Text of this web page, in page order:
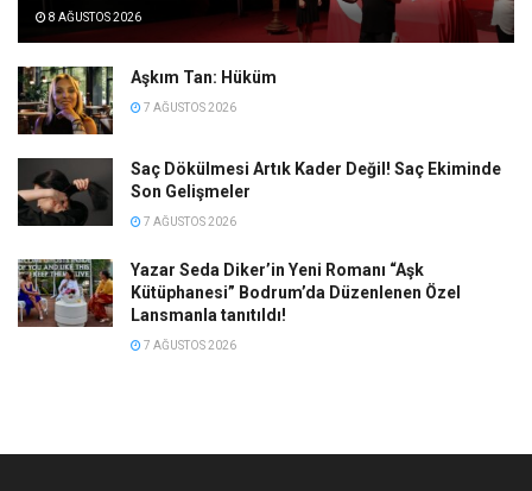
8 AĞUSTOS 2026
Aşkım Tan: Hüküm
7 AĞUSTOS 2026
Saç Dökülmesi Artık Kader Değil! Saç Ekiminde
Son Gelişmeler
7 AĞUSTOS 2026
Yazar Seda Diker’in Yeni Romanı “Aşk
Kütüphanesi” Bodrum’da Düzenlenen Özel
Lansmanla tanıtıldı!
7 AĞUSTOS 2026